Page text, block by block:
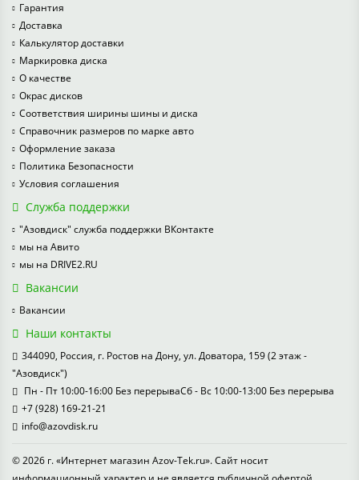
Гарантия
Доставка
Калькулятор доставки
Маркировка диска
О качестве
Окрас дисков
Соответствия ширины шины и диска
Справочник размеров по марке авто
Оформление заказа
Политика Безопасности
Условия соглашения
Служба поддержки
"Азовдиск" служба поддержки ВКонтакте
мы на Авито
мы на DRIVE2.RU
Вакансии
Вакансии
Наши контакты
344090, Россия, г. Ростов на Дону, ул. Доватора, 159 (2 этаж -
"Азовдиск")
Пн - Пт 10:00-16:00 Без перерываСб - Вс 10:00-13:00 Без перерыва
+7 (928) 169-21-21
info@azovdisk.ru
© 2026 г. «Интернет магазин Azov-Tek.ru». Сайт носит